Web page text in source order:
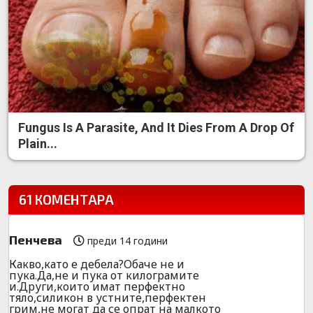
Fungus Is A Parasite, And It Dies From A Drop Of
Plain...
61 КОМЕНТАРА
Пенчева преди 14 години
Какво,като е дебела?Обаче не и
пука.Да,не и пука от килограмите
и.Други,които имат перфектно
тяло,силикон в устните,перфектен
грим,не могат да се опрат на малкото